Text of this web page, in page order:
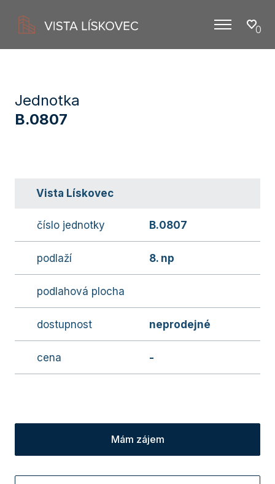
Menu 0
Jednotka
B.0807
Vista Lískovec
číslo jednotky B.0807
podlaží 8. np
podlahová plocha
dostupnost neprodejné
cena -
Mám zájem